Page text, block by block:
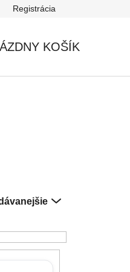
Registrácia
KOŠÍK